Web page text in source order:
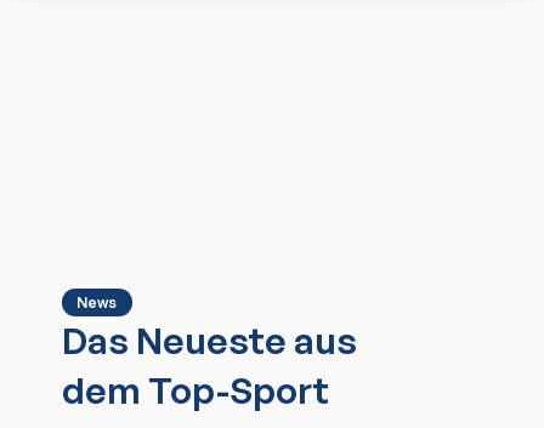
News
Das Neueste aus
dem Top-Sport